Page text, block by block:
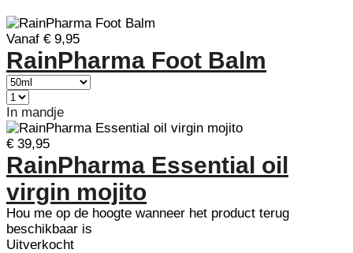
Vanaf € 9,95
RainPharma Foot Balm
In mandje
€ 39,95
RainPharma Essential oil
virgin mojito
Hou me op de hoogte wanneer het product terug
beschikbaar is
Uitverkocht